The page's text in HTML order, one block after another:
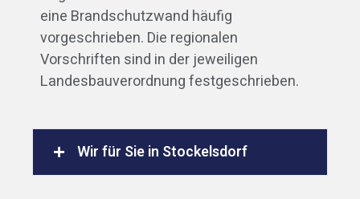
eine Brandschutzwand häufig
vorgeschrieben. Die regionalen
Vorschriften sind in der jeweiligen
Landesbauverordnung festgeschrieben.
Wir für Sie in Stockelsdorf